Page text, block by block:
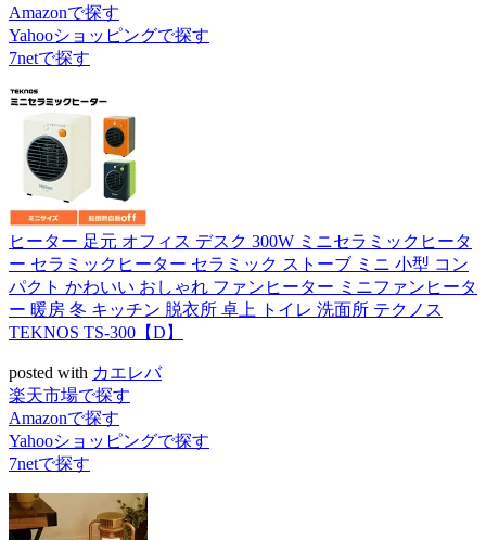
Amazonで探す
Yahooショッピングで探す
7netで探す
ヒーター 足元 オフィス デスク 300W ミニセラミックヒータ
ー セラミックヒーター セラミック ストーブ ミニ 小型 コン
パクト かわいい おしゃれ ファンヒーター ミニファンヒータ
ー 暖房 冬 キッチン 脱衣所 卓上 トイレ 洗面所 テクノス
TEKNOS TS-300【D】
posted with カエレバ
楽天市場で探す
Amazonで探す
Yahooショッピングで探す
7netで探す